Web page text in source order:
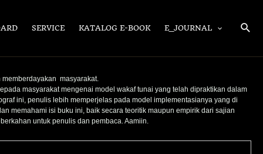
SERVICE KATALOG E-BOOK E_JOURNAL
masyarakat.
masyarakat mengenai model wakaf tunai yang telah dipraktikan dalam
ini, penulis lebih memperjelas pada model implementasianya yang di
memahami isi buku ini, baik secara teoritik maupun empirik dari sajian
untuk penulis dan pembaca. Aamiin.